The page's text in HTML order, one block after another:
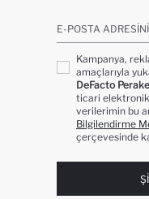
E-POSTA
Kampanya,
amaçlarıyla
DeFacto
ticari
verilerimin bu
Bilgilendirme
çerçevesinde